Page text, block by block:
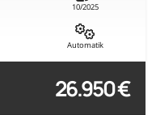
10/2025
Automatik
26.950 €